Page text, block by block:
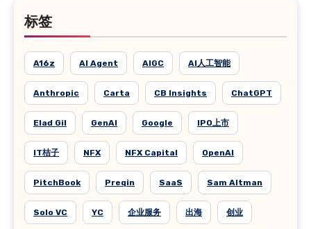
标签
A16z AI Agent AIGC AI人工智能
Anthropic Carta CB Insights ChatGPT
Elad Gil GenAI Google IPO上市
IT桔子 NFX NFX Capital OpenAI
PitchBook Preqin SaaS Sam Altman
Solo VC YC 企业服务 出海 创业